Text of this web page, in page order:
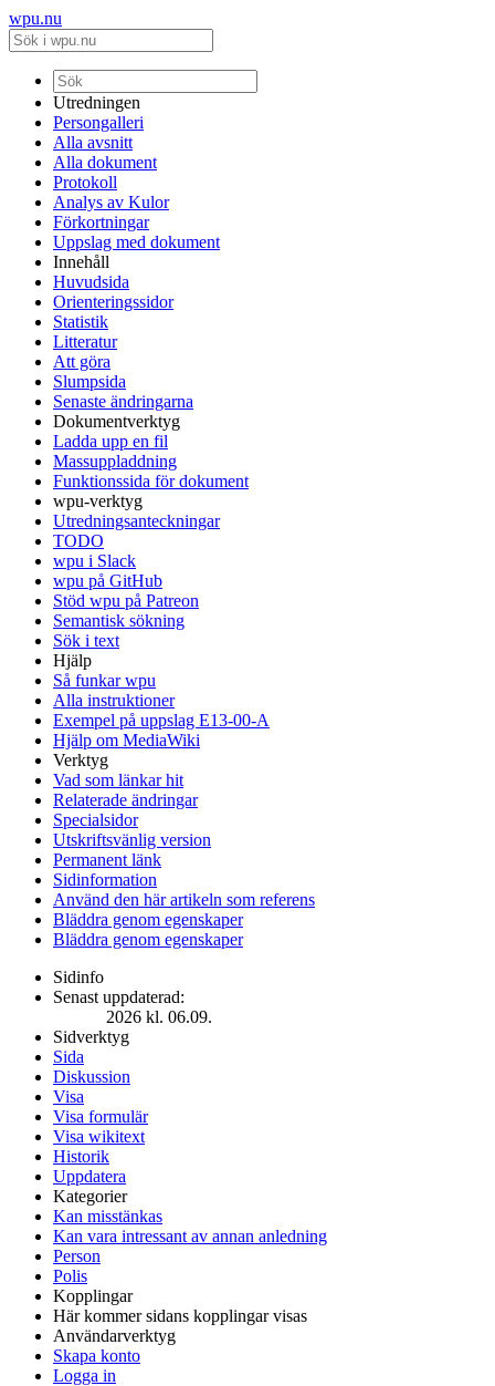
wpu.nu
Utredningen
Persongalleri
Alla avsnitt
Alla dokument
Protokoll
Analys av Kulor
Förkortningar
Uppslag med dokument
Innehåll
Huvudsida
Orienteringssidor
Statistik
Litteratur
Att göra
Slumpsida
Senaste ändringarna
Dokumentverktyg
Ladda upp en fil
Massuppladdning
Funktionssida för dokument
wpu-verktyg
Utredningsanteckningar
TODO
wpu i Slack
wpu på GitHub
Stöd wpu på Patreon
Semantisk sökning
Sök i text
Hjälp
Så funkar wpu
Alla instruktioner
Exempel på uppslag E13-00-A
Hjälp om MediaWiki
Verktyg
Vad som länkar hit
Relaterade ändringar
Specialsidor
Utskriftsvänlig version
Permanent länk
Sidinformation
Använd den här artikeln som referens
Bläddra genom egenskaper
Bläddra genom egenskaper
Sidinfo
Senast uppdaterad:
2026 kl. 06.09.
Sidverktyg
Sida
Diskussion
Visa
Visa formulär
Visa wikitext
Historik
Uppdatera
Kategorier
Kan misstänkas
Kan vara intressant av annan anledning
Person
Polis
Kopplingar
Här kommer sidans kopplingar visas
Användarverktyg
Skapa konto
Logga in